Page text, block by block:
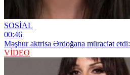
SOSİAL
00:46
Məşhur aktrisa Ərdoğana müraciət etdi:
VİDEO